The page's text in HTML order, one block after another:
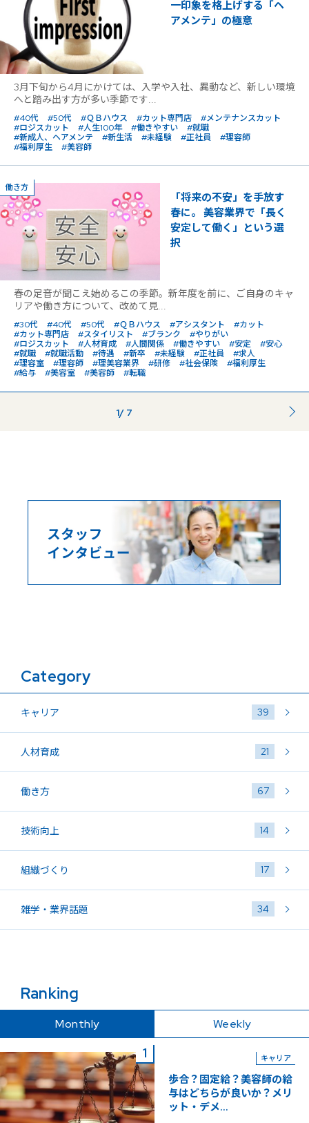
一印象を格上げする「ヘ
アメンテ」の極意
3月下旬から4月にかけては、入学や入社、異動など、新しい環境
へと踏み出す方が多い季節です...
#40代 #50代 #ＱＢハウス #カット専門店
#メンテナンスカット
#ロジスカット
#人生100年 #働きやすい
#就職
#新成人、ヘアメンテ
#新生活 #未経験 #正社員
#理容師
#福利厚生
#美容師
働き方
「将来の不安」を手放す
春に。 美容業界で「長く
安定して働く」という選
択
春の足音が聞こえ始めるこの季節。新年度を前に、ご自身のキャ
リアや働き方について、改めて見...
#30代 #40代 #50代 #ＱＢハウス #アシスタント
#カット
#カット専門店
#スタイリスト #ブランク
#やりがい
#ロジスカット
#人材育成 #人間関係 #働きやすい #安定
#安心
#就職
#就職活動 #待遇 #新卒 #未経験 #正社員
#求人
#理容室
#理容師 #理美容業界 #研修 #社会保険
#福利厚生
#給与
#美容室 #美容師 #転職
1/ 7
Category
キャリア 39
人材育成 21
働き方 67
技術向上 14
組織づくり 17
雑学・業界話題 34
Ranking
Monthly Weekly
キャリア
歩合？固定給？美容師の給
与はどちらが良いか？メリ
ット・デメ...